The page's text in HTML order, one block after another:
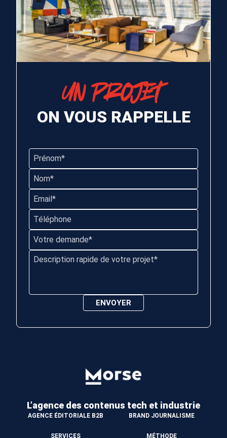
UN PROJET
ON VOUS RAPPELLE
L’agence des contenus tech et industrie
AGENCE ÉDITORIALE B2B BRAND JOURNALISME
SERVICES MÉTHODE